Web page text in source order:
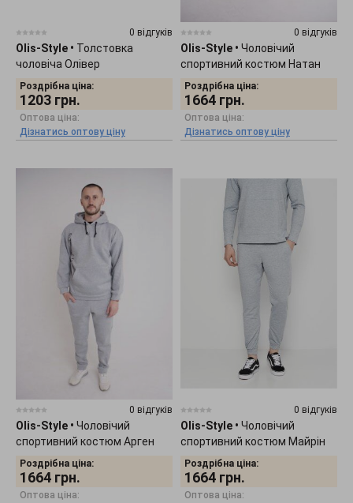
0 відгуків
Olis-Style • Толстовка
чоловіча Олівер
Роздрібна ціна:
1203 грн.
Оптова ціна:
Дізнатись оптову ціну
0 відгуків
Olis-Style • Чоловічий
спортивний костюм Натан
Роздрібна ціна:
1664 грн.
Оптова ціна:
Дізнатись оптову ціну
0 відгуків
Olis-Style • Чоловічий
спортивний костюм Арген
Роздрібна ціна:
1664 грн.
Оптова ціна:
0 відгуків
Olis-Style • Чоловічий
спортивний костюм Майрін
Роздрібна ціна:
1664 грн.
Оптова ціна: